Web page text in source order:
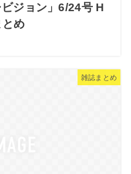
ジョン」6/24号 H
め
雑誌まとめ